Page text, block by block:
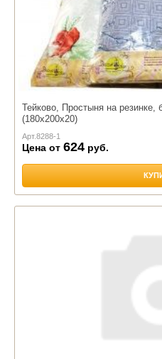
Тейково, Простыня на резинке,
(180х200х20)
Арт.8288-1
Цена от 624 руб.